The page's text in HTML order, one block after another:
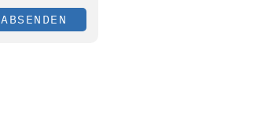
ABSENDEN